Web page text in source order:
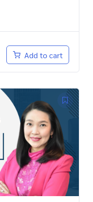
Add to cart